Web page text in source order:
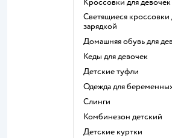
Кроссовки для девочек
Светящиеся кроссовки для девочек с
зарядкой
Домашняя обувь для
Кеды для девочек
Детские туфли
Одежда для
Слинги
Комбинезон детский
Детские куртки